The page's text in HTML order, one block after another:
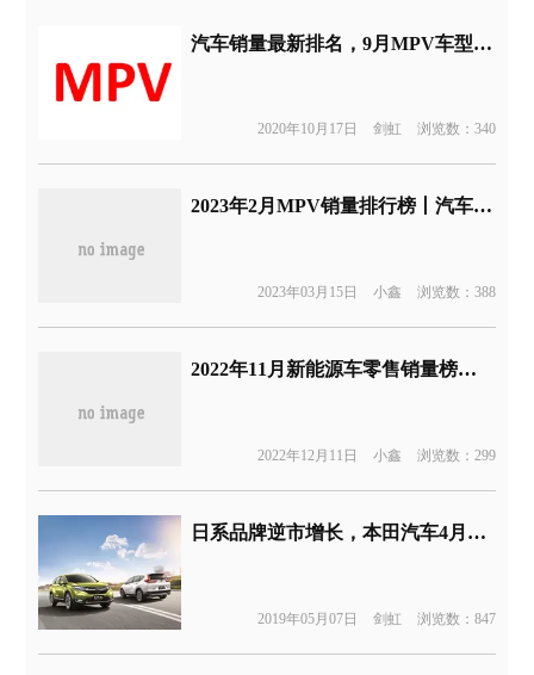
汽车销量最新排名，9月MPV车型销量榜
2020年10月17日 剑虹 浏览数：340
2023年2月MPV销量排行榜丨汽车行业关注
2023年03月15日 小鑫 浏览数：388
2022年11月新能源车零售销量榜丨汽车行业关注
2022年12月11日 小鑫 浏览数：299
日系品牌逆市增长，本田汽车4月在华销量同比增24%
2019年05月07日 剑虹 浏览数：847